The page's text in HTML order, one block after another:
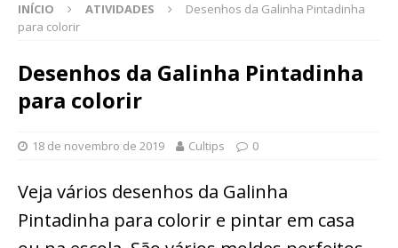
INÍCIO ATIVIDADES
Desenhos da Galinha Pintadinha
para colorir
Desenhos da Galinha Pintadinha
para colorir
18 de novembro de 2019 Cultips 0
Veja vários desenhos da Galinha
Pintadinha para colorir e pintar em casa